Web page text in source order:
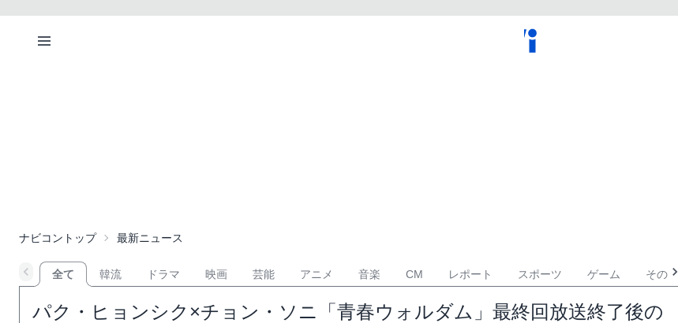
ナビコントップ 最新ニュース
全て 韓流 ドラマ 映画 芸能 アニメ 音楽 CM レポート スポーツ ゲーム その他
パク・ヒョンシク×チョン・ソニ「青春ウォルダム」最終回放送終了後の